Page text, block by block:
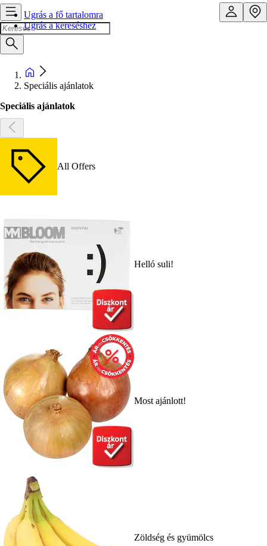
Ugrás a fő tartalomra
Ugrás a kereséshez
Speciális ajánlatok
Speciális ajánlatok
All Offers
Helló suli!
Most ajánlott!
Zöldség és gyümölcs